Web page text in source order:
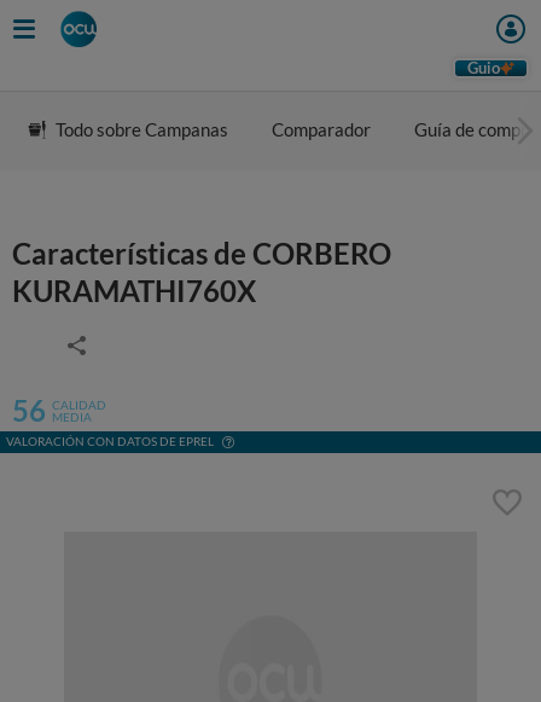
Guio
Todo sobre Campanas Comparador Guía de compra
Características de CORBERO
KURAMATHI760X
56 CALIDAD
MEDIA
VALORACIÓN CON DATOS DE EPREL